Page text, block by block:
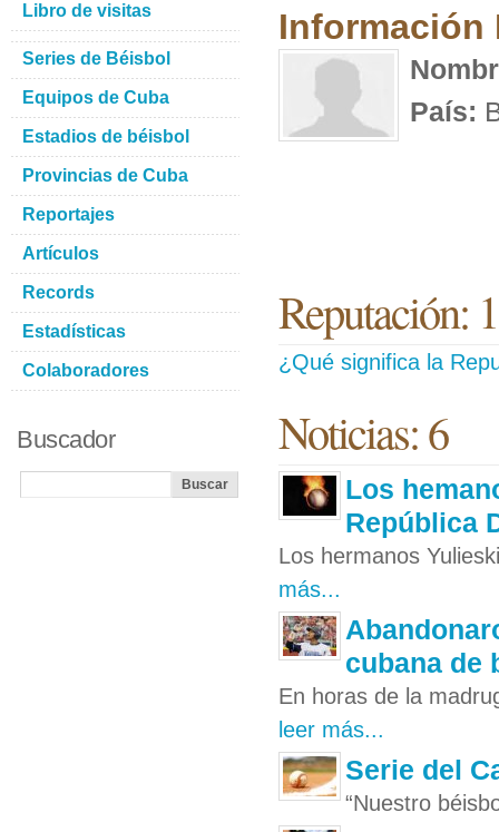
Información
País:
Reputación:
¿Qué significa la
Noticias: 6
Los
República
Los hermanos
más...
cubana de
En horas de la
leer más...
Serie del
“Nuestro
Libro de visitas
Series de Béisbol
Equipos de Cuba
Estadios de béisbol
Provincias de Cuba
Reportajes
Artículos
Records
Estadísticas
Colaboradores
Buscador